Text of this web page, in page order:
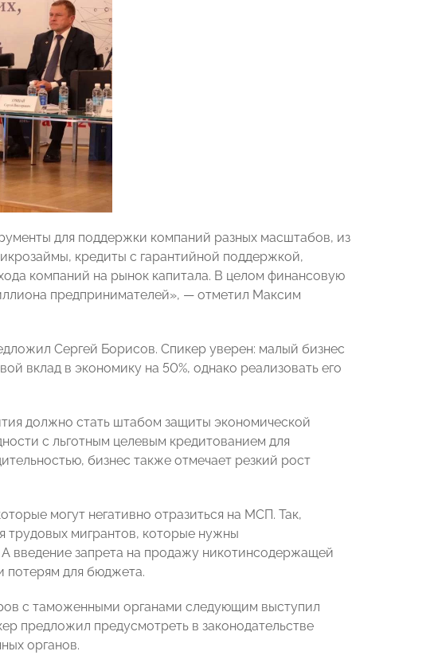
для поддержки компаний разных масштабов, из
кредиты с гарантийной поддержкой,
компаний на рынок капитала. В целом финансовую
предпринимателей», — отметил Максим
Сергей Борисов. Спикер уверен: малый бизнес
вклад в экономику на 50%, однако реализовать его
должно стать штабом защиты экономической
с льготным целевым кредитованием для
бизнес также отмечает резкий рост
могут негативно отразиться на МСП. Так,
трудовых мигрантов, которые нужны
введение запрета на продажу никотинсодержащей
потерям для бюджета.
с таможенными органами следующим выступил
предложил предусмотреть в законодательстве
органов.